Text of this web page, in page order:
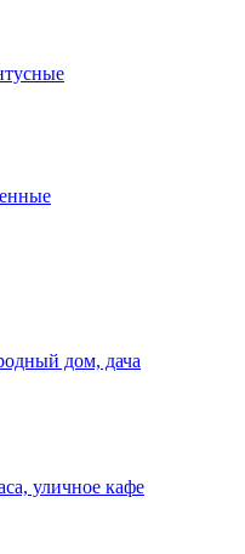
дом, дача
уличное кафе